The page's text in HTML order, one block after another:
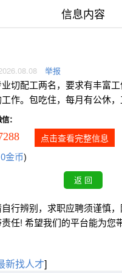
信息内容
举报
切配工两名，要求有丰富
作。包吃住，每月有公休，
：
点击查看完整信息
金币)
行辨别，求职应聘须谨慎
任! 希望我们的平台能为您
新找人才]